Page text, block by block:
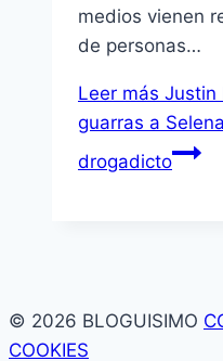
medios vienen
de personas…
Leer más Justin
guarras a
drogadicto
© 2026 BLOGUISIMO
COOKIES